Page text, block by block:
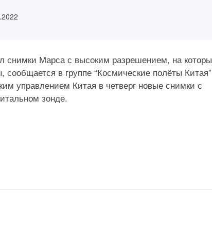
снимки Марса с высоким разрешением, на
в группе “Космические полёты Китая”
управлением Китая в четверг новые снимки с
зонде.